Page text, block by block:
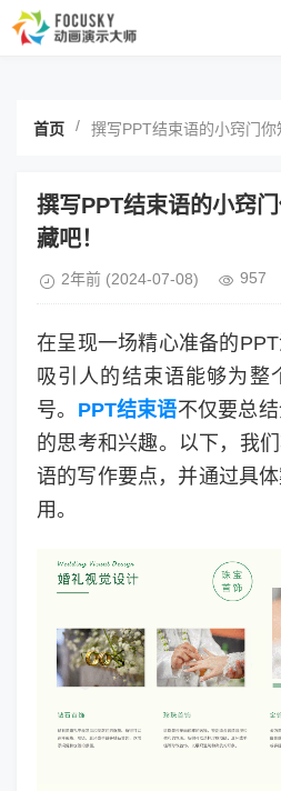
首页 / 撰写PPT结束语的小窍门你
撰写PPT结束语的小窍
藏吧！
2年前 (2024-07-08) 957
在呈现一场精心准备的
吸引人的结束语能够为整
号。 PPT结束语不仅要总
的思考和兴趣。以下，我
语的写作要点，并通过具
用。